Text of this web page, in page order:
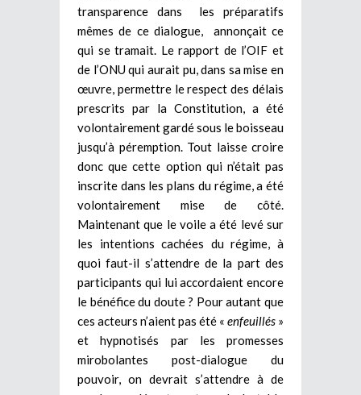
transparence dans les préparatifs
mêmes de ce dialogue, annonçait ce
qui se tramait. Le rapport de l’OIF et
de l’ONU qui aurait pu, dans sa mise en
œuvre, permettre le respect des délais
prescrits par la Constitution, a été
volontairement gardé sous le boisseau
jusqu’à péremption. Tout laisse croire
donc que cette option qui n’était pas
inscrite dans les plans du régime, a été
volontairement mise de côté.
Maintenant que le voile a été levé sur
les intentions cachées du régime, à
quoi faut-il s’attendre de la part des
participants qui lui accordaient encore
le bénéfice du doute ? Pour autant que
ces acteurs n’aient pas été « enfeuillés »
et hypnotisés par les promesses
mirobolantes post-dialogue du
pouvoir, on devrait s’attendre à de